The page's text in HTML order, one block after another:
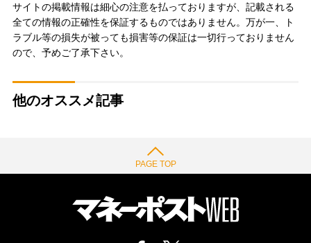
サイトの掲載情報は細心の注意を払っておりますが、記載される
全ての情報の正確性を保証するものではありません。万が一、ト
ラブル等の損失が被っても損害等の保証は一切行っておりません
ので、予めご了承下さい。
他のオススメ記事
PAGE TOP